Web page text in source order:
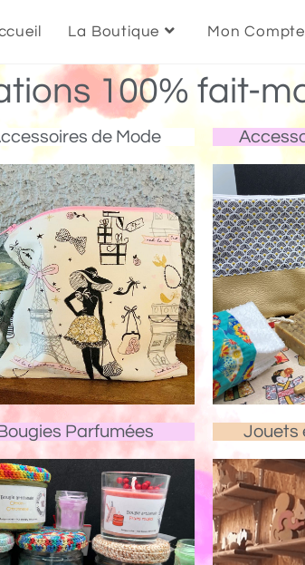
La Boutique Mon Compte
100% fait-
de Mode
Bougies Parfumées Jouets